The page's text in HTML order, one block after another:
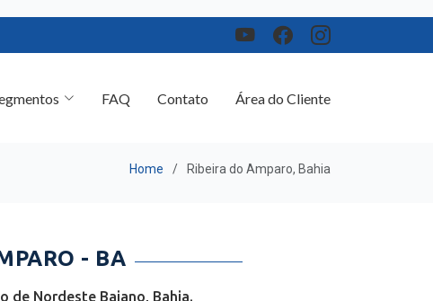
- BA
Nordeste Baiano, Bahia.